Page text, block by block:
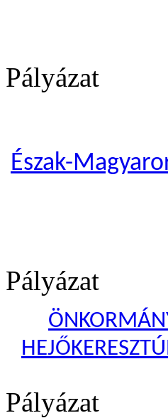
Pályázat
Észak-
Pályázat
Pályázat